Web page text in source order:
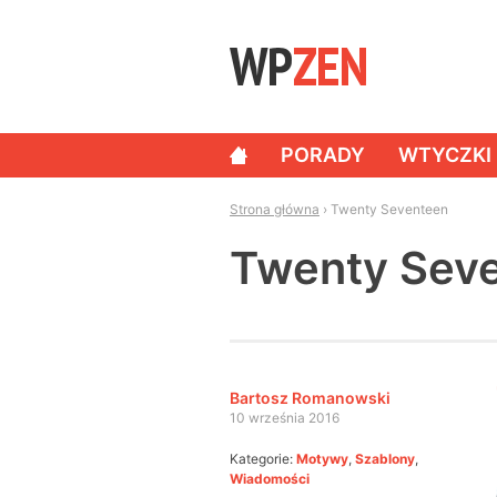
PORADY WTYCZKI
Strona główna › Twenty Seventeen
Twenty
Bartosz Romanowski
10 września 2016
Kategorie: Motywy, Szablony,
Wiadomości